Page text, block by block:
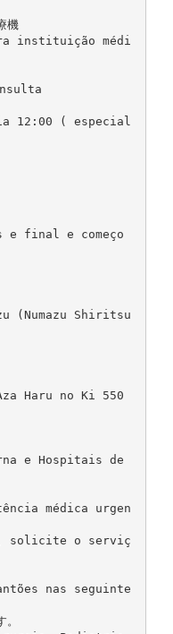
機
instituição médi
12:00 ( especial
e final e começo
(Numazu Shiritsu
Haru no Ki 550
e Hospitais de
médica urgen
solicite o serviç
nas seguinte